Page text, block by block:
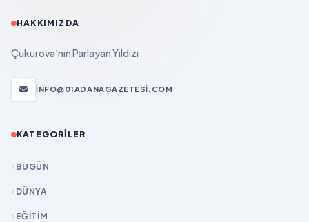
HAKKIMIZDA
Çukurova'nın Parlayan Yıldızı
INFO@01ADANAGAZETESI.COM
KATEGORILER
BUGÜN
DÜNYA
EĞİTİM